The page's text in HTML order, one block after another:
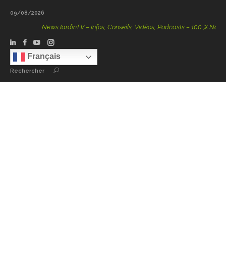
09/08/2026
NewsJardinTV – Infos, Conseils, Vidéos, Podcasts – 100 % Nature
Français
Rechercher